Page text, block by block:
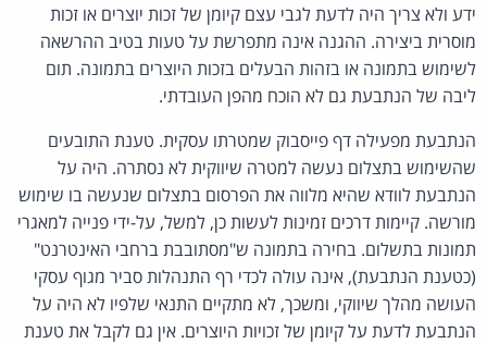
ידע ולא צריך היה לדעת לגבי עצם קיומן של זכות יוצרים או זכות
מוסרית ביצירה. ההגנה אינה מתפרשת על טעות בטיב ההרשאה
לשימוש בתמונה או בזהות הבעלים בזכות היוצרים בתמונה. תום
ליבה של הנתבעת גם לא הוכח מהפן העובדתי.
הנתבעת מפעילה דף פייסבוק שמטרתו עסקית. טענת התובעים
שהשימוש בתצלום נעשה למטרה שיווקית לא נסתרה. היה על
הנתבעת לוודא שהיא מלווה את הפרסום בתצלום שנעשה בו שימוש
מורשה. קיימות דרכים זמינות לעשות כן, למשל, על-ידי פנייה למאגרי
תמונות בתשלום. בחירה בתמונה ש"מסתובבת ברחבי האינטרנט"
(כטענת הנתבעת), אינה עולה לכדי רף התנהלות סביר מגוף עסקי
העושה מהלך שיווקי, ומשכך, לא מתקיים התנאי שלפיו לא היה על
הנתבעת לדעת על קיומן של זכויות היוצרים. אין גם לקבל את טענת